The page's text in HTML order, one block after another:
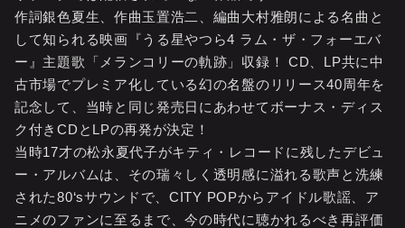
作詞銀色夏生、作曲玉置浩二、編曲大村雅朗による名曲と
して知られる映画『うる星やつら4 ラム・ザ・フォーエバ
ー』主題歌「メランコリーの軌跡」収録！ CD、LP共に中
古市場でプレミア化している幻の名盤のリリース40周年を
記念して、当時と同じ発売日にあわせてボーナス・ディス
ク付きCDとLPの再発が決定！
当時17才の松永夏代子がキティ・レコードに残したデビュ
ー・アルバムは、その瑞々しく透明感に溢れる歌声と洗練
された80‘sサウンドで、CITY POPからアイドル歌謡、ア
ニメのファンに至るまで、今の時代に聴かれるべき再評価